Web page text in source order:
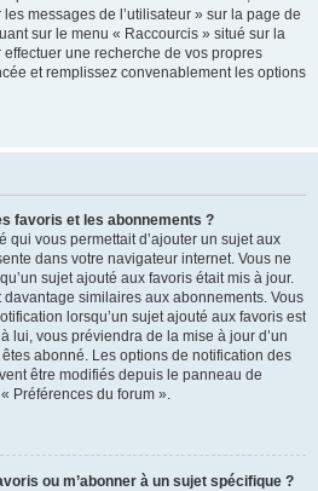
messages de l’utilisateur » sur la page de
sur le menu « Raccourcis » situé sur la
une recherche de vos propres
et remplissez convenablement les options
favoris et les abonnements ?
qui vous permettait d’ajouter un sujet aux
dans votre navigateur internet. Vous ne
sujet ajouté aux favoris était mis à jour.
davantage similaires aux abonnements. Vous
lorsqu’un sujet ajouté aux favoris est
lui, vous préviendra de la mise à jour d’un
abonné. Les options de notification des
être modifiés depuis le panneau de
Préférences du forum ».
ou m’abonner à un sujet spécifique ?